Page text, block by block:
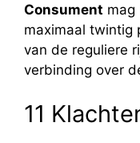
Consument mag
maximaal twintig
van de reguliere
verbinding over
11